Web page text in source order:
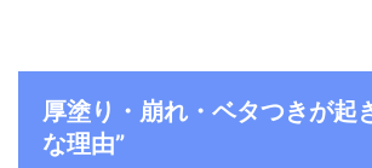
厚塗り・崩れ・ベタつきが起
な理由”